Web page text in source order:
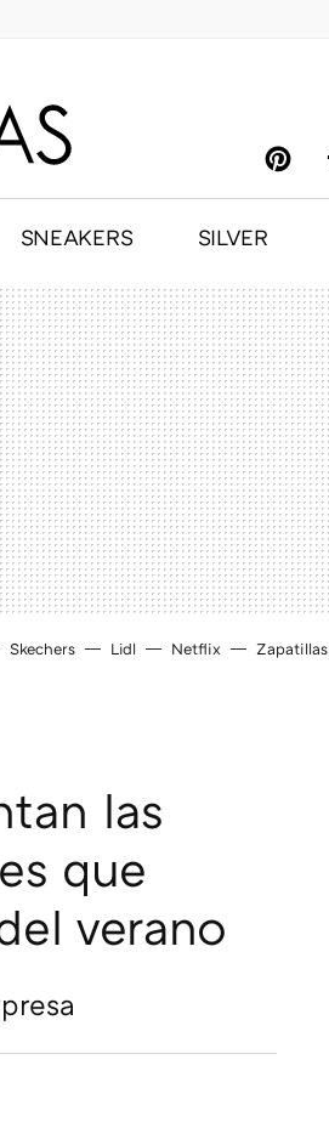
SNEAKERS SILVER
Skechers Lidl Netflix Zapatillas
las
que
verano